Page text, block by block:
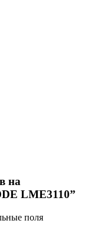
на
LME3110”
поля